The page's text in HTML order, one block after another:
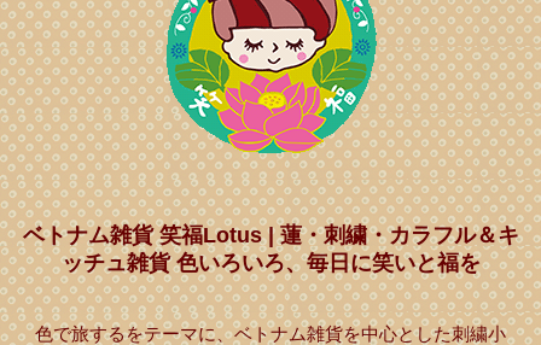
ベトナム雑貨 笑福Lotus | 蓮・刺繍・カラフル＆キ
ッチュ雑貨 色いろいろ、毎日に笑いと福を
色で旅するをテーマに、ベトナム雑貨を中心とした刺繍小